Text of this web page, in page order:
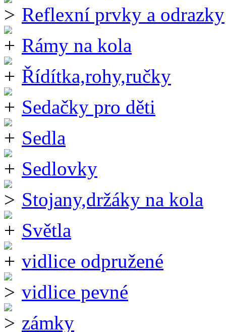
Reflexní prvky a odrazky
Rámy na kola
Řídítka,rohy,ručky
Sedačky pro děti
Sedla
Sedlovky
Stojany,držáky na kola
Světla
vidlice odpružené
vidlice pevné
zámky